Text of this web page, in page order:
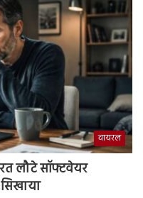
वायरल
लौटे सॉफ्टवेयर